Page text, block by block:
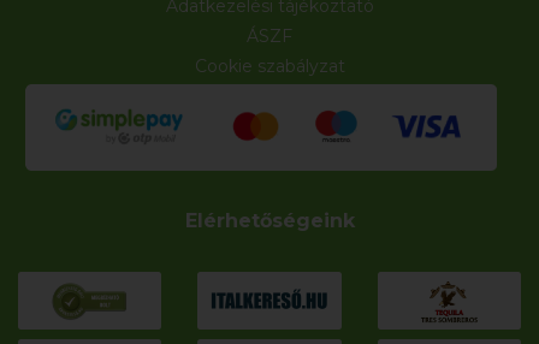
Adatkezelési tájékoztató
ÁSZF
Cookie szabályzat
Elérhetőségeink